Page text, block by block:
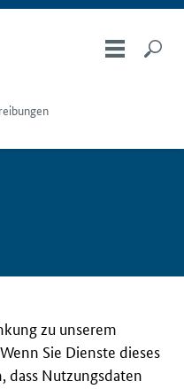
zu unserem
Sie Dienste dieses
dass Nutzungsdaten